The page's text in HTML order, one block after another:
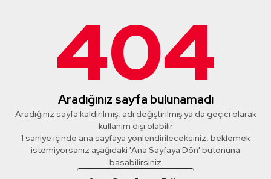
404
Aradığınız sayfa bulunamadı
Aradığınız sayfa kaldırılmış, adı değiştirilmiş ya da geçici olarak
kullanım dışı olabilir
1 saniye içinde ana sayfaya yönlendirileceksiniz, beklemek
istemiyorsanız aşağıdaki 'Ana Sayfaya Dön' butonuna
basabilirsiniz